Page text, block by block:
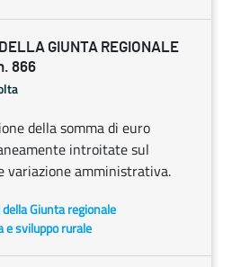
GIUNTA REGIONALE
866
della somma di euro
introitate sul
variazione amministrativa.
Giunta regionale
e sviluppo rurale